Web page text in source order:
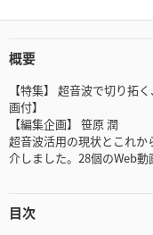
概要
【特集】 超音波で切り拓
画付】
【編集企画】 笹原 潤
超音波活用の現状とこれ
介しました。28個のWeb動
目次